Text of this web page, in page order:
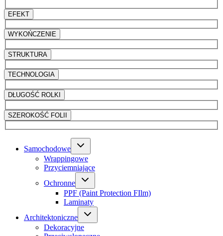
EFEKT
WYKOŃCZENIE
STRUKTURA
TECHNOLOGIA
DŁUGOŚĆ ROLKI
SZEROKOŚĆ FOLII
Samochodowe
Wrappingowe
Przyciemniające
Ochronne
PPF (Paint Protection FIlm)
Laminaty
Architektoniczne
Dekoracyjne